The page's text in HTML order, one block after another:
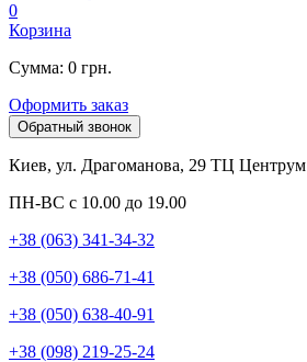
0
Корзина
Сумма: 0 грн.
Оформить заказ
Обратный звонок
Киев, ул. Драгоманова, 29 ТЦ Центрум
ПН-ВС с 10.00 до 19.00
+38 (063) 341-34-32
+38 (050) 686-71-41
+38 (050) 638-40-91
+38 (098) 219-25-24